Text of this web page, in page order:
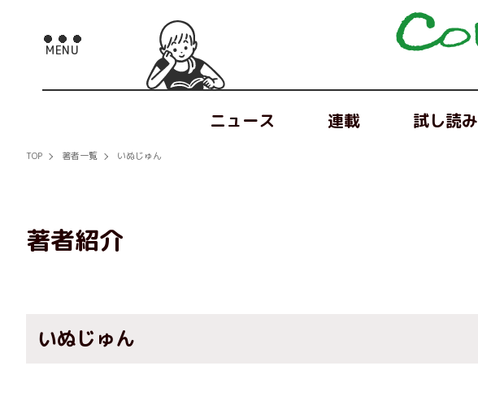
ニュース 連載 試し読み
TOP 著者一覧 いぬじゅん
著者紹介
いぬじゅん